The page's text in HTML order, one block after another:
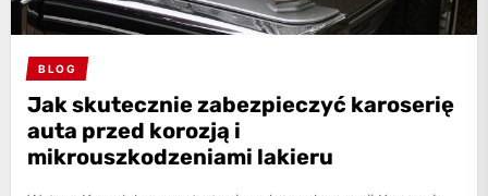
BLOG
Jak skutecznie zabezpieczyć karoserię
auta przed korozją i
mikrouszkodzeniami lakieru